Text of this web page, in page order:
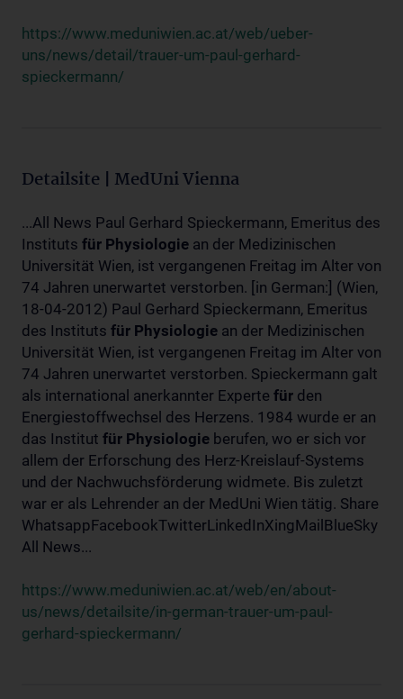
https://www.meduniwien.ac.at/web/ueber-
uns/news/detail/trauer-um-paul-gerhard-
spieckermann/
Detailsite | MedUni Vienna
...All News Paul Gerhard Spieckermann, Emeritus des
Instituts für Physiologie an der Medizinischen
Universität Wien, ist vergangenen Freitag im Alter von
74 Jahren unerwartet verstorben. [in German:] (Wien,
18-04-2012) Paul Gerhard Spieckermann, Emeritus
des Instituts für Physiologie an der Medizinischen
Universität Wien, ist vergangenen Freitag im Alter von
74 Jahren unerwartet verstorben. Spieckermann galt
als international anerkannter Experte für den
Energiestoffwechsel des Herzens. 1984 wurde er an
das Institut für Physiologie berufen, wo er sich vor
allem der Erforschung des Herz-Kreislauf-Systems
und der Nachwuchsförderung widmete. Bis zuletzt
war er als Lehrender an der MedUni Wien tätig. Share
WhatsappFacebookTwitterLinkedInXingMailBlueSky
All News...
https://www.meduniwien.ac.at/web/en/about-
us/news/detailsite/in-german-trauer-um-paul-
gerhard-spieckermann/